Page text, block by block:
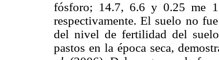
fósforo; 14.7, 6.6 y 0.25 me
respectivamente. El suelo no
del nivel de fertilidad del
pastos en la época seca,